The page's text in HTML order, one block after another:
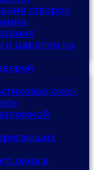
створок
и царапин на
окон
окна в